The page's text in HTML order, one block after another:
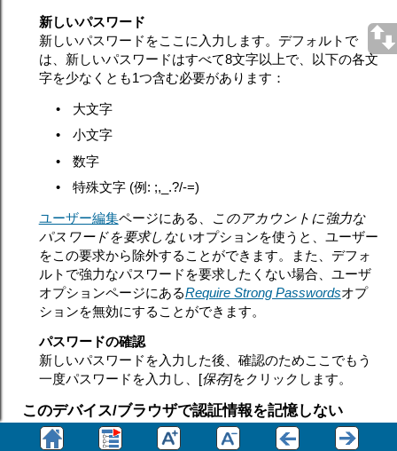
新しいパスワード
新しいパスワードをここに入力します。デフォルトで
は、新しいパスワードはすべて8文字以上で、以下の各文
字を少なくとも1つ含む必要があります：
•
大文字
•
小文字
•
数字
•
特殊文字 (例: ;,_.?/-=)
ユーザー編集ページにある、
このアカウントに強力な
パスワードを要求しないオプションを使うと、ユーザー
をこの要求から除外することができます。また、デフォ
ルトで強力なパスワードを要求したくない場合、ユーザ
オプションページにあるRequire Strong Passwordsオプ
ションを無効にすることができます。
パスワードの確認
新しいパスワードを入力した後、確認のためここでもう
一度パスワードを入力し、[保存]をクリックします。
このデバイス/ブラウザで認証情報を記憶しない
SecurityGatewayへサインインする際、「このデバイス